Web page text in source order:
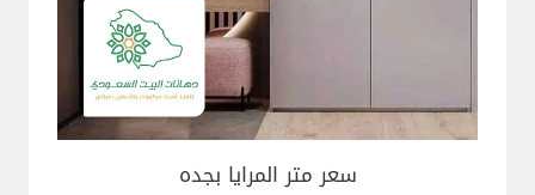
سعر متر المرايا بجده